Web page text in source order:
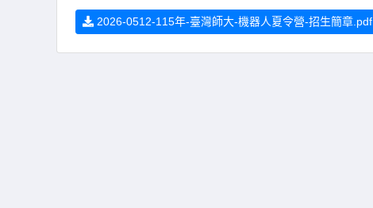
2026-0512-115年-臺灣師大-機器人夏令營-招生簡章.pdf